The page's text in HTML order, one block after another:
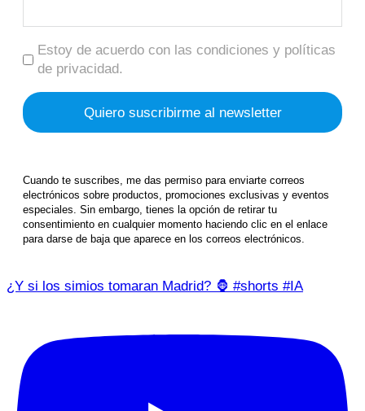
Estoy de acuerdo con las condiciones y políticas
de privacidad.
Cuando te suscribes, me das permiso para enviarte correos
electrónicos sobre productos, promociones exclusivas y eventos
especiales. Sin embargo, tienes la opción de retirar tu
consentimiento en cualquier momento haciendo clic en el enlace
para darse de baja que aparece en los correos electrónicos.
¿Y si los simios tomaran Madrid? 🦍 #shorts #IA